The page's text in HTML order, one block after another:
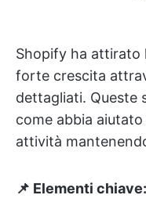
Shopify ha attirato
forte crescita
dettagliati. Queste
come abbia
attività
📌 Elementi chiave: